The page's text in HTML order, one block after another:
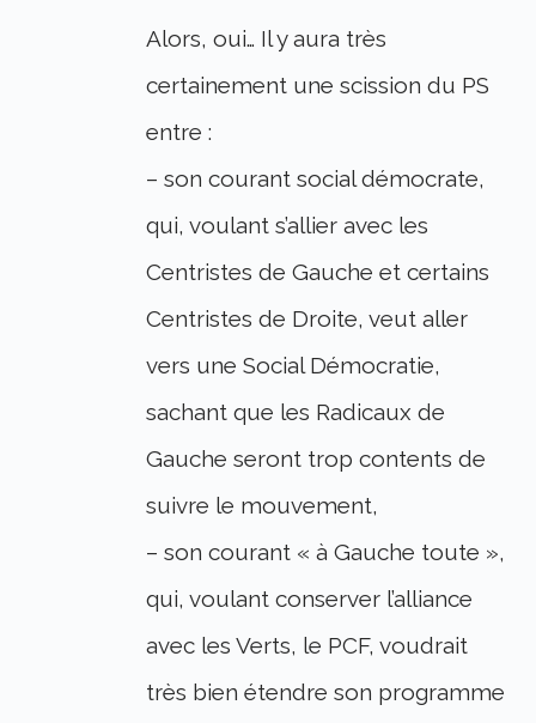
Alors, oui… Il y aura très
certainement une scission du PS
entre :
– son courant social démocrate,
qui, voulant s’allier avec les
Centristes de Gauche et certains
Centristes de Droite, veut aller
vers une Social Démocratie,
sachant que les Radicaux de
Gauche seront trop contents de
suivre le mouvement,
– son courant « à Gauche toute »,
qui, voulant conserver l’alliance
avec les Verts, le PCF, voudrait
très bien étendre son programme